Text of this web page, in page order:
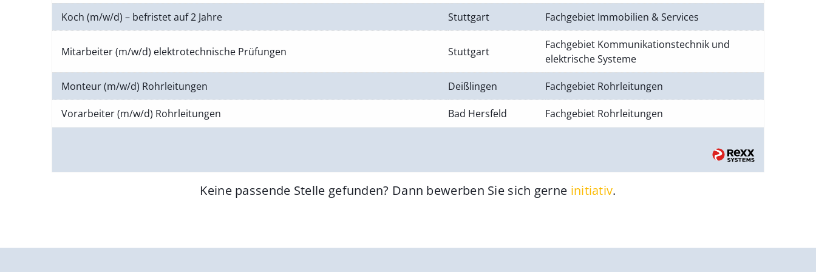
Koch (m/w/d) – befristet auf 2 Jahre Stuttgart Fachgebiet Immobilien & Services
Mitarbeiter (m/w/d) elektrotechnische Prüfungen Stuttgart
Fachgebiet Kommunikationstechnik und
elektrische Systeme
Monteur (m/w/d) Rohrleitungen Deißlingen Fachgebiet Rohrleitungen
Vorarbeiter (m/w/d) Rohrleitungen Bad Hersfeld Fachgebiet Rohrleitungen
Keine passende Stelle gefunden? Dann bewerben Sie sich gerne initiativ.